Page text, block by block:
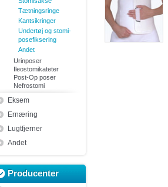
Tætningsringe
Kantsikringer
Undertøj og stomi-
posefiksering
Andet
Urinposer
Ileostomikateter
Post-Op poser
Nefrostomi
Eksem
Ernæring
Lugtfjerner
Andet
Producenter